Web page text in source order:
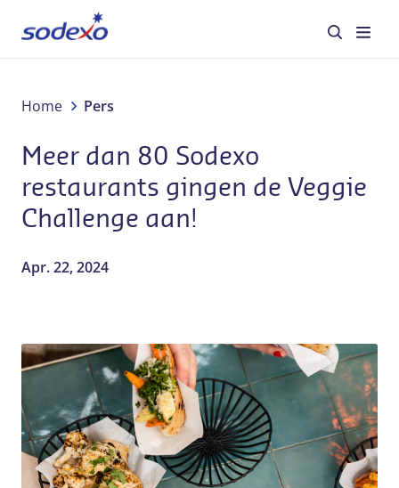
Diensten en merken
Sectoren
Over Sodexo
Jobs
Contact opnemen
Pers FR-BE / NL-BE
Home Pers
Meer dan 80 Sodexo
restaurants gingen de Veggie
Challenge aan!
Apr. 22, 2024